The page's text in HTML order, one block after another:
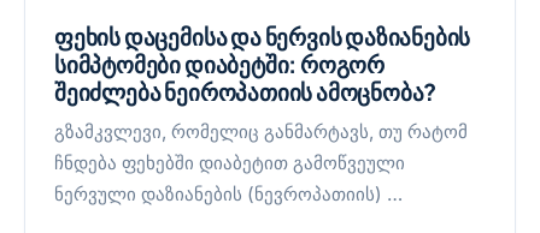
ფეხის დაცემისა და ნერვის დაზიანების
სიმპტომები დიაბეტში: როგორ
შეიძლება ნეიროპათიის ამოცნობა?
გზამკვლევი, რომელიც განმარტავს, თუ რატომ
ჩნდება ფეხებში დიაბეტით გამოწვეული
ნერვული დაზიანების (ნევროპათიის) …